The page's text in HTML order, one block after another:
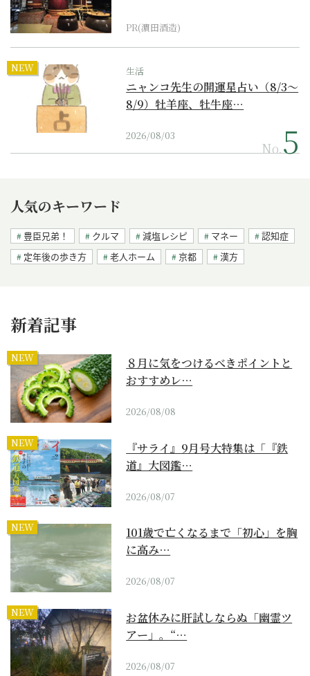
PR(濵田酒造)
NEW 生活
ニャンコ先生の開運星占い（8/3～
8/9）牡羊座、牡牛座…
2026/08/03
No.
人気のキーワード
豊臣兄弟！ クルマ 減塩レシピ マネー
認知症
定年後の歩き方
老人ホーム 京都 漢方
新着記事
NEW
８月に気をつけるべきポイントと
おすすめレ…
2026/08/08
NEW
『サライ』9月号大特集は「『鉄
道』大図鑑…
2026/08/07
NEW
101歳で亡くなるまで「初心」を胸
に高み…
2026/08/07
NEW
お盆休みに肝試しならぬ「幽霊ツ
アー」。“…
2026/08/07